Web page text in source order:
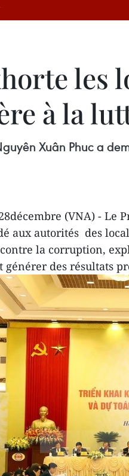
les
à la
Xuân Phuc a
(VNA) - Le
aux autorités des
la corruption,
générer des résultats